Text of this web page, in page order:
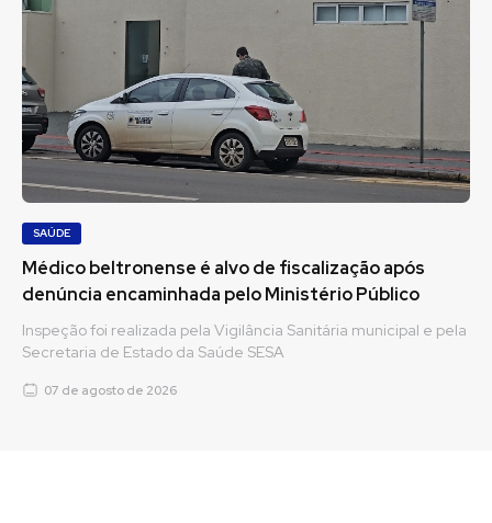
SAÚDE
Médico beltronense é alvo de fiscalização após
denúncia encaminhada pelo Ministério Público
Inspeção foi realizada pela Vigilância Sanitária municipal e pela
Secretaria de Estado da Saúde SESA
07 de agosto de 2026